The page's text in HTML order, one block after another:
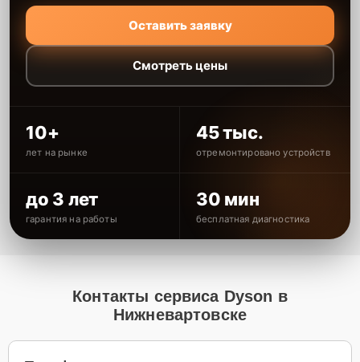
Оставить заявку
Смотреть цены
10+
лет на рынке
45 тыс.
отремонтировано устройств
до 3 лет
гарантия на работы
30 мин
бесплатная диагностика
Контакты сервиса Dyson в
Нижневартовске